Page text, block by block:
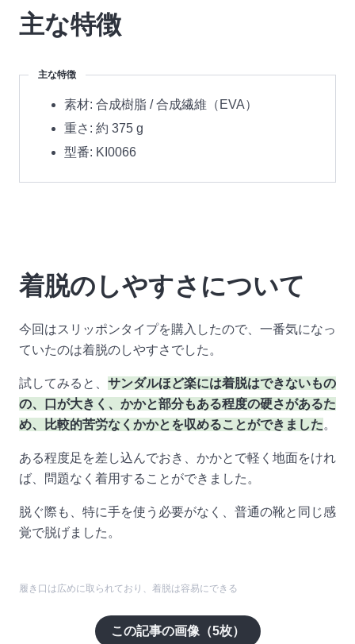
主な特徴
主な特徴
素材: 合成樹脂 / 合成繊維（EVA）
重さ: 約 375 g
型番: KI0066
着脱のしやすさについて
今回はスリッポンタイプを購入したので、一番気になっ
ていたのは着脱のしやすさでした。
試してみると、 サンダルほど楽には着脱はできないもの
の、口が大きく、かかと部分もある程度の硬さがあるた
め、比較的苦労なくかかとを収めることができました。
ある程度足を差し込んでおき、かかとで軽く地面をけれ
ば、問題なく着用することができました。
脱ぐ際も、特に手を使う必要がなく、普通の靴と同じ感
覚で脱げました。
履き口は広めに取られており、着脱は容易にできる
この記事の画像（5枚）